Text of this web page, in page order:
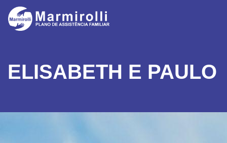
ELISABETH E PAULO